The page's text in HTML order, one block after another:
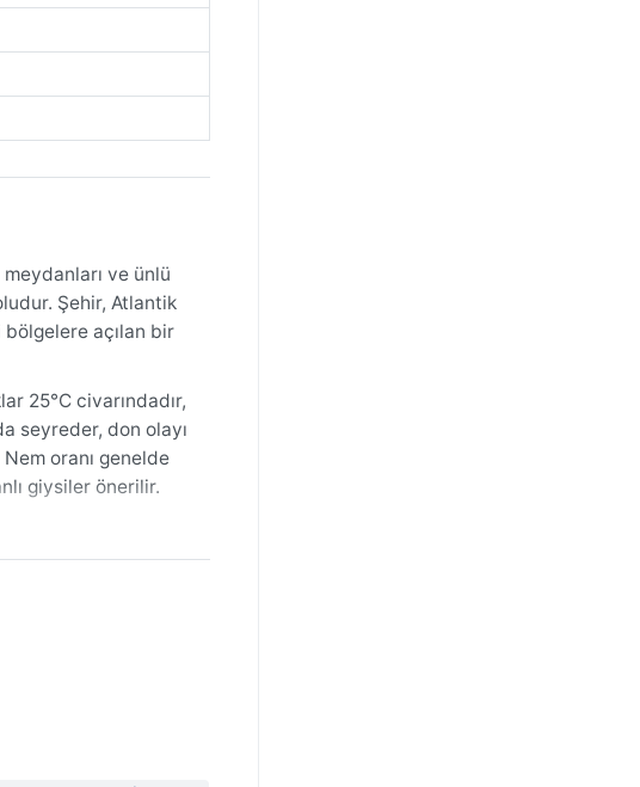
meydanları ve ünlü
Şehir, Atlantik
açılan bir
25°C civarındadır,
seyreder, don olayı
oranı genelde
giysiler önerilir.
Bu dönemlerde
sis yaratır,
yüz sunar.